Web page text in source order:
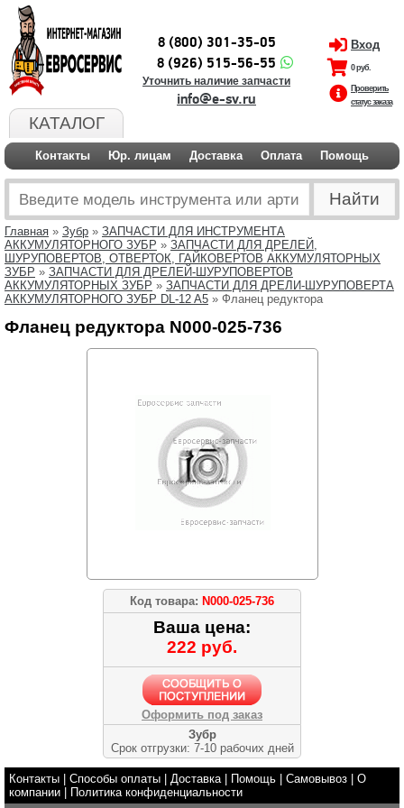
КАТАЛОГ
8 (800) 301-35-05
8 (926) 515-56-55
Уточнить наличие запчасти
info@e-sv.ru
Вход
0 руб.
Проверить
статус заказа
Контакты Юр. лицам Доставка Оплата Помощь
Главная » Зубр » ЗАПЧАСТИ ДЛЯ ИНСТРУМЕНТА
АККУМУЛЯТОРНОГО ЗУБР » ЗАПЧАСТИ ДЛЯ ДРЕЛЕЙ,
ШУРУПОВЕРТОВ, ОТВЕРТОК, ГАЙКОВЕРТОВ АККУМУЛЯТОРНЫХ
ЗУБР » ЗАПЧАСТИ ДЛЯ ДРЕЛЕЙ-ШУРУПОВЕРТОВ
АККУМУЛЯТОРНЫХ ЗУБР » ЗАПЧАСТИ ДЛЯ ДРЕЛИ-ШУРУПОВЕРТА
АККУМУЛЯТОРНОГО ЗУБР DL-12 A5 » Фланец редуктора
Фланец редуктора N000-025-736
Код товара: N000-025-736
Ваша цена:
222 руб.
Оформить под заказ
Зубр
Срок отгрузки: 7-10 рабочих дней
Контакты Способы оплаты Доставка| Помощь Самовывоз
О
компании
Политика конфиденциальности